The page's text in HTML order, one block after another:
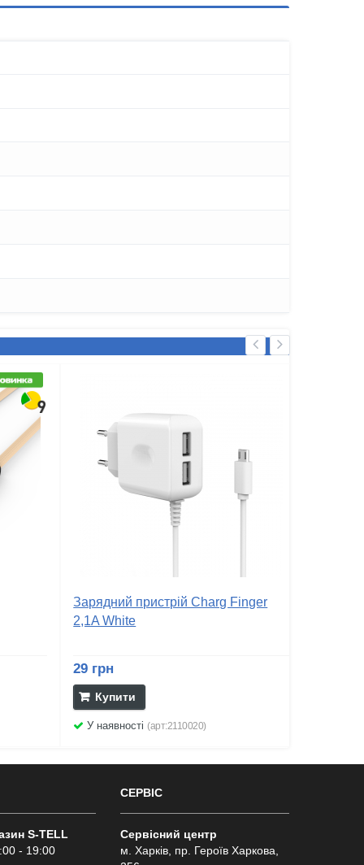
Зарядний пристрій Charg Finger
2,1A White
29 грн
Купити
У наявності(арт:2110020)
S-TELL
- 19:00
СЕРВІС
Сервісний центр
м. Харків, пр. Героїв Харкова,